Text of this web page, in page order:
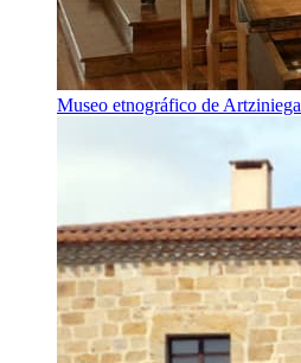
Museo etnográfico de Artziniega